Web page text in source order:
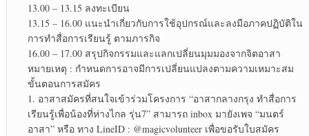
13.00 – 13.15 ลงทะเบียน
13.15 – 16.00 แนะนำเกี่ยวกับการใช้อุปกรณ์และลงมือภาคปฏิบัติใน
การทำสื่อการเรียนรู้ ตามภารกิจ
16.00 – 17.00 สรุปกิจกรรมและแลกเปลี่ยนมุมมองจากจิตอาสา
หมายเหตุ : กำหนดการอาจมีการเปลี่ยนแปลงตามความเหมาะสม
ขั้นตอนการสมัคร
1. อาสาสมัครที่สนใจเข้าร่วมโครงการ “อาสากลางกรุง ทำสื่อการ
เรียนรู้เพื่อน้องที่ห่างไกล รุ่น7” สามารถ inbox มายังเพจ “มนตร์
อาสา” หรือ ทาง LineID : @magicvolunteer เพื่อขอรับใบสมัคร